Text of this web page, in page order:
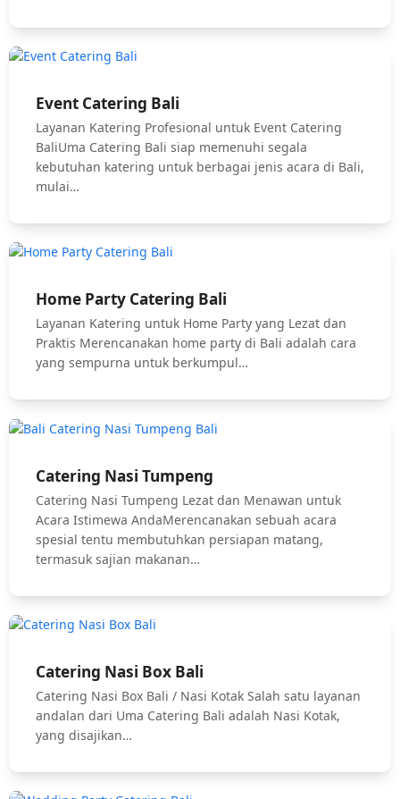
Event Catering Bali
Layanan Katering Profesional untuk Event Catering
BaliUma Catering Bali siap memenuhi segala
kebutuhan katering untuk berbagai jenis acara di Bali,
mulai…
Home Party Catering Bali
Layanan Katering untuk Home Party yang Lezat dan
Praktis Merencanakan home party di Bali adalah cara
yang sempurna untuk berkumpul…
Catering Nasi Tumpeng
Catering Nasi Tumpeng Lezat dan Menawan untuk
Acara Istimewa AndaMerencanakan sebuah acara
spesial tentu membutuhkan persiapan matang,
termasuk sajian makanan…
Catering Nasi Box Bali
Catering Nasi Box Bali / Nasi Kotak Salah satu layanan
andalan dari Uma Catering Bali adalah Nasi Kotak,
yang disajikan…